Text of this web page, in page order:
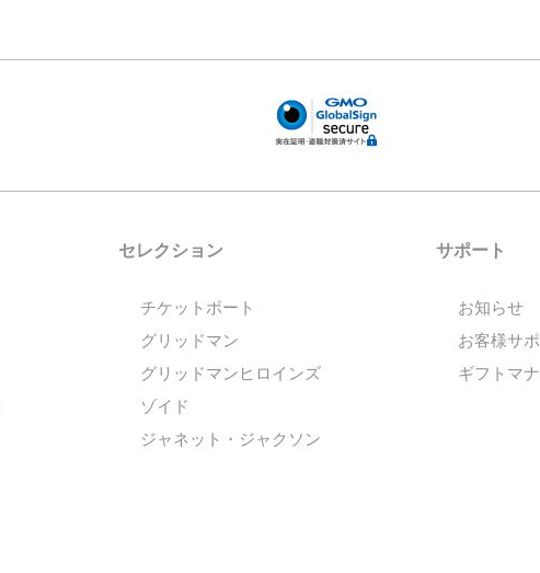
セレクション
チケットポート
グリッドマン
グリッドマンヒロインズ
ゾイド
ジャネット・ジャクソン
サポート
お知らせ
お客様サ
ギフトマ